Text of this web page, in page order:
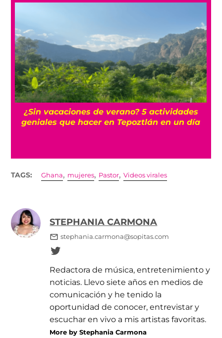
¿Sin vacaciones de verano? 5 actividades
geniales que hacer en Tepoztlán en un día
TAGS: Ghana, mujeres, Pastor,Videos virales
STEPHANIA CARMONA
stephania.carmona@sopitas.com
Redactora de música, entretenimiento y
noticias. Llevo siete años en medios de
comunicación y he tenido la
oportunidad de conocer, entrevistar y
escuchar en vivo a mis artistas favoritas.
More by Stephania Carmona